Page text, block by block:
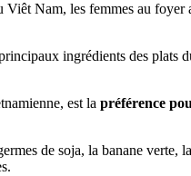
Viêt Nam, les femmes au foyer
ingrédients des
est la préférence
de soja, la banane